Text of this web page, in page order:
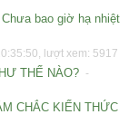
bao giờ hạ nhiệt
lượt xem: 5917
THẾ NÀO? -
CHẮC KIẾN THỨC